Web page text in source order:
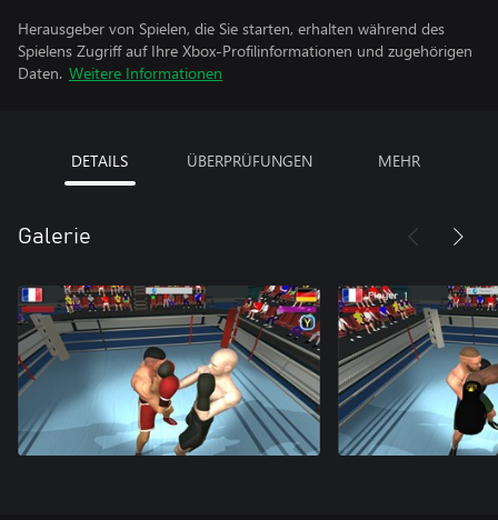
Herausgeber von Spielen, die Sie starten, erhalten während des
Spielens Zugriff auf Ihre Xbox-Profilinformationen und zugehörigen
Daten. Weitere Informationen
DETAILS ÜBERPRÜFUNGEN MEHR
Galerie